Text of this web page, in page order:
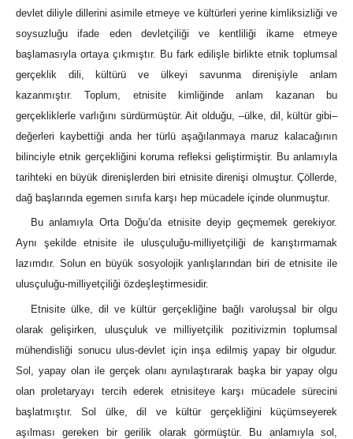
devlet diliyle dillerini asimile etmeye ve kültürleri yerine kimliksizliği ve
soysuzluğu ifade eden devletçiliği ve kentliliği ikame etmeye
başlamasıyla ortaya çıkmıştır. Bu fark edilişle birlikte etnik toplumsal
gerçeklik dili, kültürü ve ülkeyi savunma direnişiyle anlam
kazanmıştır. Toplum, etnisite kimliğinde anlam kazanan bu
gerçekliklerle varlığını sürdürmüştür. Ait olduğu, –ülke, dil, kültür gibi–
değerleri kaybettiği anda her türlü aşağılanmaya maruz kalacağının
bilinciyle etnik gerçekliğini koruma refleksi geliştirmiştir. Bu anlamıyla
tarihteki en büyük direnişlerden biri etnisite direnişi olmuştur. Çöllerde,
dağ başlarında egemen sınıfa karşı hep mücadele içinde olunmuştur.
Bu anlamıyla Orta Doğu’da etnisite deyip geçmemek gerekiyor.
Aynı şekilde etnisite ile ulusçuluğu-milliyetçiliği de karıştırmamak
lazımdır. Solun en büyük sosyolojik yanlışlarından biri de etnisite ile
ulusçuluğu-milliyetçiliği özdeşleştirmesidir.
Etnisite ülke, dil ve kültür gerçekliğine bağlı varoluşsal bir olgu
olarak gelişirken, ulusçuluk ve milliyetçilik pozitivizmin toplumsal
mühendisliği sonucu ulus-devlet için inşa edilmiş yapay bir olgudur.
Sol, yapay olan ile gerçek olanı aynılaştırarak başka bir yapay olgu
olan proletaryayı tercih ederek etnisiteye karşı mücadele sürecini
başlatmıştır. Sol ülke, dil ve kültür gerçekliğini küçümseyerek
aşılması gereken bir gerilik olarak görmüştür. Bu anlamıyla sol,